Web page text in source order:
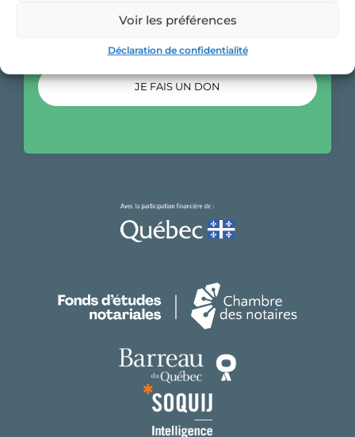
Voir les préférences
Déclaration de confidentialité
JE FAIS UN DON